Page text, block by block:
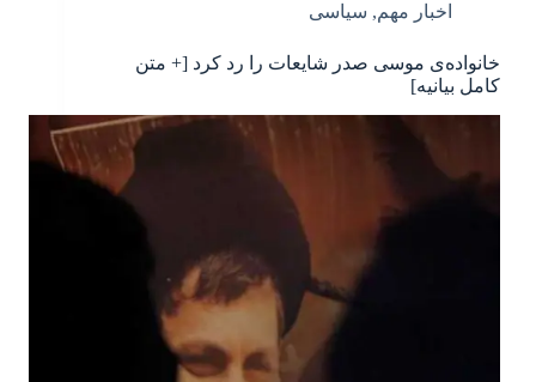
اخبار مهم, سیاسی
خانواده‌ی موسی صدر شایعات را رد کرد [+ متن
کامل بیانیه]